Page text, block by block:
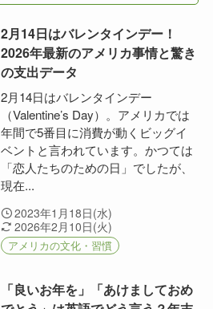
2月14日はバレンタインデー！
2026年最新のアメリカ事情と驚き
の支出データ
2月14日はバレンタインデー
（Valentine’s Day）。アメリカでは
年間で5番目に消費が動くビッグイ
ベントと言われています。かつては
「恋人たちのための日」でしたが、
現在...
2023年1月18日(水)
2026年2月10日(火)
アメリカの文化・習慣
「良いお年を」「あけましておめ